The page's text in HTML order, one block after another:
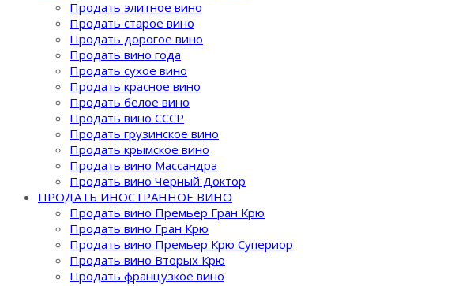
Продать элитное вино
Продать старое вино
Продать дорогое вино
Продать вино года
Продать сухое вино
Продать красное вино
Продать белое вино
Продать вино СССР
Продать грузинское вино
Продать крымское вино
Продать вино Массандра
Продать вино Черный Доктор
ПРОДАТЬ ИНОСТРАННОЕ ВИНО
Продать вино Премьер Гран Крю
Продать вино Гран Крю
Продать вино Премьер Крю Супериор
Продать вино Вторых Крю
Продать французкое вино